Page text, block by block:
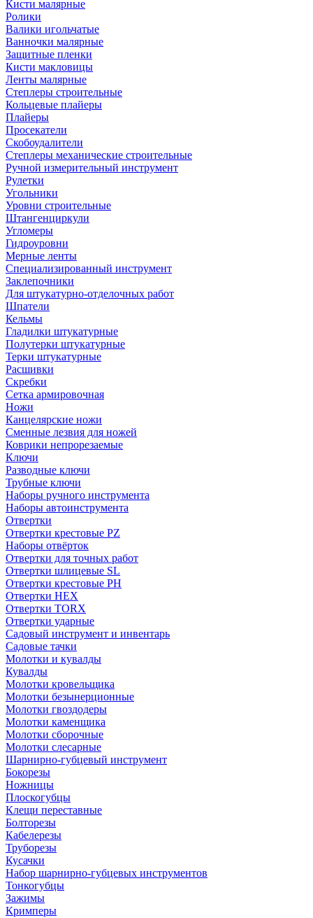
Кисти малярные
Ролики
Валики игольчатые
Ванночки малярные
Защитные пленки
Кисти макловицы
Ленты малярные
Степлеры строительные
Кольцевые плайеры
Плайеры
Просекатели
Скобоудалители
Степлеры механические строительные
Ручной измерительный инструмент
Рулетки
Угольники
Уровни строительные
Штангенциркули
Угломеры
Гидроуровни
Мерные ленты
Специализированный инструмент
Заклепочники
Для штукатурно-отделочных работ
Шпатели
Кельмы
Гладилки штукатурные
Полутерки штукатурные
Терки штукатурные
Расшивки
Скребки
Сетка армировочная
Ножи
Канцелярские ножи
Сменные лезвия для ножей
Коврики непрорезаемые
Ключи
Разводные ключи
Трубные ключи
Наборы ручного инструмента
Наборы автоинструмента
Отвертки
Отвертки крестовые PZ
Наборы отвёрток
Отвертки для точных работ
Отвертки шлицевые SL
Отвертки крестовые PH
Отвертки HEX
Отвертки TORX
Отвертки ударные
Садовый инструмент и инвентарь
Садовые тачки
Молотки и кувалды
Кувалды
Молотки кровельщика
Молотки безынерционные
Молотки гвоздодеры
Молотки каменщика
Молотки сборочные
Молотки слесарные
Шарнирно-губцевый инструмент
Бокорезы
Ножницы
Плоскогубцы
Клещи переставные
Болторезы
Кабелерезы
Труборезы
Кусачки
Набор шарнирно-губцевых инструментов
Тонкогубцы
Зажимы
Кримперы